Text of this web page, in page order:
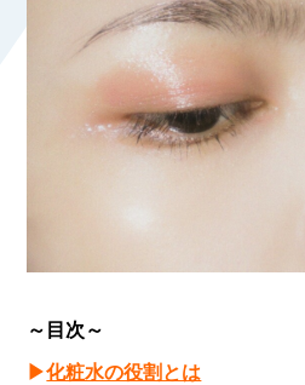
～目次～
▶化粧水の役割とは